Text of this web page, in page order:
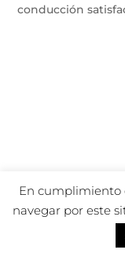
conducción
En cumplimiento
navegar por este